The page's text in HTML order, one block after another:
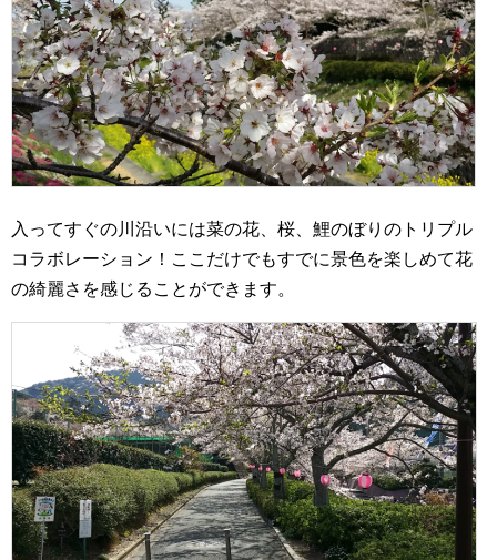
入ってすぐの川沿いには菜の花、桜、鯉のぼりのトリプル
コラボレーション！ここだけでもすでに景色を楽しめて花
の綺麗さを感じることができます。